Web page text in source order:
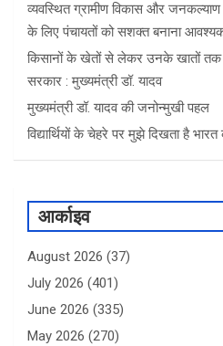
व्यवस्थित ग्रामीण विकास और जनकल्याण
के लिए पंचायतों को सशक्त बनाना
किसानों के खेतों से लेकर उनके खातों तक
सरकार : मुख्यमंत्री डॉ. यादव
मुख्यमंत्री डॉ. यादव की जनोन्मुखी पहल
विद्यार्थियों के चेहरे पर मुझे दिखता है
आर्काइव
August 2026 (37)
July 2026 (401)
June 2026 (335)
May 2026 (270)